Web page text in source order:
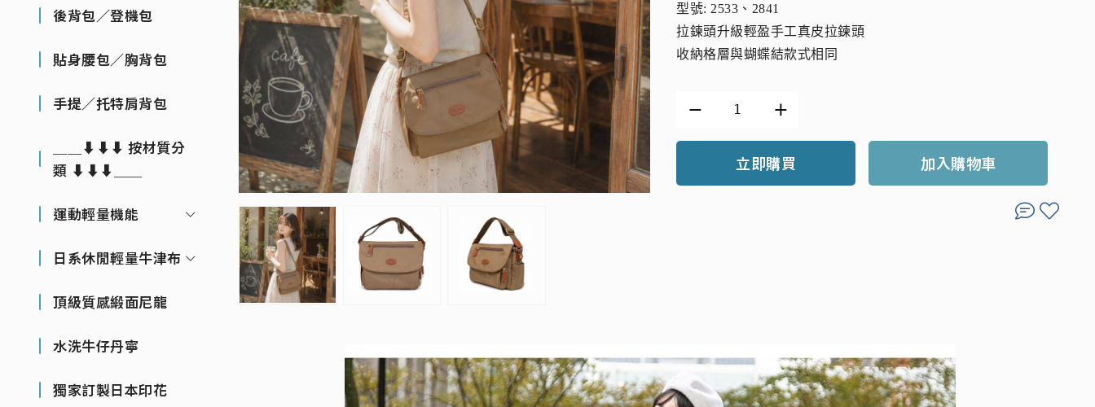
後背包／登機包
貼身腰包／胸背包
手提／托特肩背包
＿＿⬇⬇⬇ 按材質分
類 ⬇⬇⬇＿＿
運動輕量機能
日系休閒輕量牛津布
頂級質感緞面尼龍
水洗牛仔丹寧
獨家訂製日本印花
型號: 2533、2841
拉鍊頭升級輕盈手工真皮拉鍊頭
收納格層與蝴蝶結款式相同
立即購買 加入購物車